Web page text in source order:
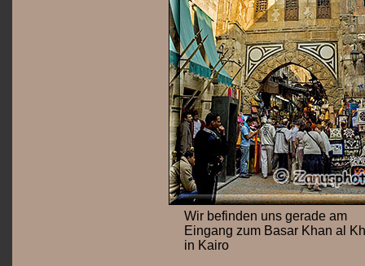
Wir befinden uns gerade am
Eingang zum Basar Khan al
in Kairo